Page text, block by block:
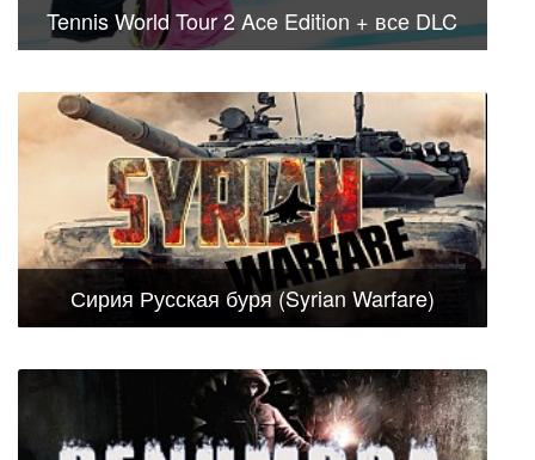
Tennis World Tour 2 Ace Edition + все DLC
Сирия Русская буря (Syrian Warfare)